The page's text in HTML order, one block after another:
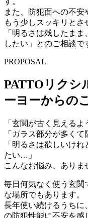
また、防犯面への不
もう少しスッキリとさ
「明るさは残したま
したい」とのご相談で
PROPOSAL
PATTOリクシ
ーヨーからの
「玄関が古く見える
「ガラス部分が多く
「明るさは欲しいけ
たい…」
こんなお悩み、ありま
毎日何気なく使う玄関
な場所でもあります。
長年使い続けるうちに
の防犯性能に不安を感